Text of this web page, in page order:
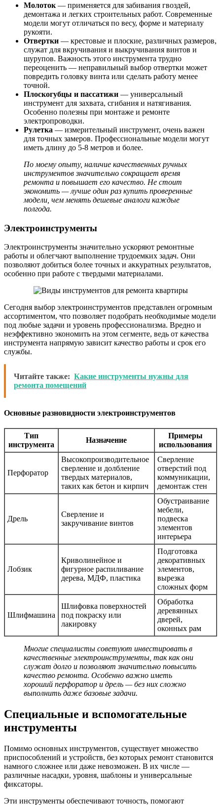
Молоток — применяется для забивания гвоздей,
демонтажа и легких строительных работ. Современные
модели могут отличаться по весу, форме и материалу
рукояти.
Отвертки — крестовые и плоские, различных размеров,
служат для вкручивания и выкручивания винтов и
шурупов. Важность этого инструмента трудно
переоценить — неправильный выбор отвертки может
повредить головку винта или сделать работу менее
точной.
Плоскогубцы и пассатижи — универсальный
инструмент для захвата, сгибания и натягивания.
Особенно полезны при монтаже и ремонте
электропроводки.
Рулетка — измерительный инструмент, очень важен
для точных замеров. Профессиональные модели могут
иметь длину до 5-8 метров и более.
По моему опыту, наличие качественных ручных
инструментов значительно сокращает время
ремонта и повышает его качество. Не стоит
экономить — лучше один раз купить проверенные
модели, чем менять дешевые аналоги каждые
полгода.
Электроинструменты
Электроинструменты значительно ускоряют ремонтные
работы и облегчают выполнение трудоемких задач. Они
позволяют добиться более точных и аккуратных результатов,
особенно при работе с твердыми материалами.
Сегодня выбор электроинструментов представлен огромным
ассортиментом, что позволяет подобрать необходимые модели
под любые задачи и уровень профессионализма. Вредно и
неэффективно экономить на этом сегменте, ведь от качества
инструмента напрямую зависит качество работы и срок его
службы.
Читайте также: Какие инструменты нужны для
ремонта помещений
Основные разновидности электроинструментов
Тип
инструмента
Назначение
Примеры
использования
Перфоратор
Высокопроизводительное
сверление и долбление
твердых материалов,
таких как бетон и кирпич
Сверление
отверстий под
коммуникации,
демонтаж стен
Дрель
Сверление и
закручивание винтов
Обустраивание
мебели,
подвеска
элементов
интерьера
Лобзик
Криволинейное и
фигурное распиливание
дерева, МДФ, пластика
Подготовка
декоративных
элементов,
вырезка
сложных форм
Шлифмашина
Шлифовка поверхностей
под покраску или
лакировку
Обработка
деревянных
дверей,
оконных рам
Многие специалисты советуют инвестировать в
качественные электроинструменты, так как они
служат долго и позволяют значительно повысить
качество ремонта. Особенно важно иметь
хороший перфоратор и дрель — без них сложно
выполнить даже базовые задачи.
Специальные и вспомогательные
инструменты
Помимо основных инструментов, существует множество
приспособлений и устройств, без которых ремонт становится
намного сложнее или даже невозможен. В их числе —
различные насадки, уровня, шаблоны и универсальные
фиксаторы.
Эти инструменты обеспечивают точность, помогают